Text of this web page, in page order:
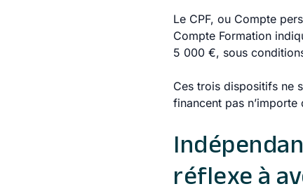
Le CPF, ou Compte
Compte Formation
5 000 €, sous
Ces trois dispositifs ne
financent pas
réflexe à